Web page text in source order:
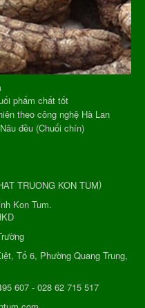
phẩm chất tốt
theo công nghệ Hà Lan
đều (Chuối chín)
TRUONG KON TUM)
Kon Tum.
Tổ 6, Phường Quang Trung,
607 - 028 62 715 517